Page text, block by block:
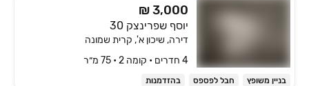
₪ 3,000
יוסף שפרינצק 30
דירה, שיכון א', קרית שמונה
4 חדרים • קומה ‎2‏ • 75 מ״ר
בניין משופץ חבל לפספס בהזדמנות